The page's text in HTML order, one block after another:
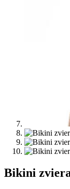
Bikini